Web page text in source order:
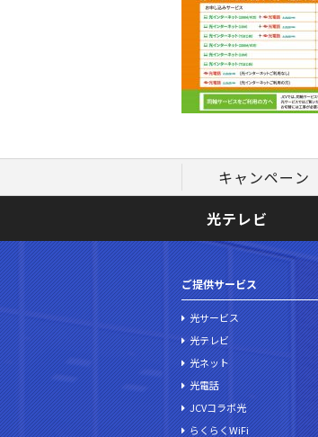
キャンペーン
光テレビ
ご提供サービス
光サービス
光テレビ
光ネット
光電話
JCVコラボ光
らくらくWiFi